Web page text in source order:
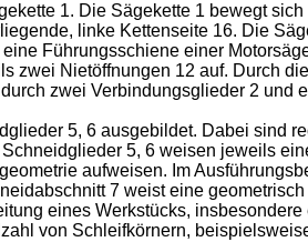
1. Die Sägekette 1 bewegt
linke Kettenseite 16. Die
Führungsschiene einer
zwei Nietöffnungen 12 auf. Durch
zwei Verbindungsglieder 2
5, 6 ausgebildet. Dabei sind
5, 6 weisen jeweils
aufweisen. Im
7 weist eine
eines Werkstücks,
von Schleifkörnern,